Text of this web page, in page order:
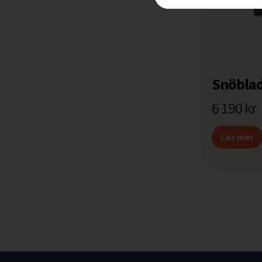
6 190kr
Läs mer